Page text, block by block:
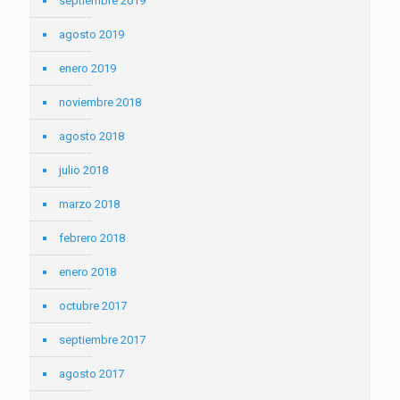
agosto 2019
enero 2019
noviembre 2018
agosto 2018
julio 2018
marzo 2018
febrero 2018
enero 2018
octubre 2017
septiembre 2017
agosto 2017